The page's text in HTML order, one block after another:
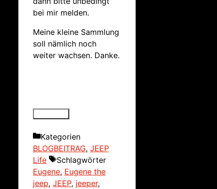
bei mir melden.
Meine kleine Sammlung
soll nämlich noch
weiter wachsen. Danke.
Kategorien
BLOGBEITRAG, JEEP
Life
Schlagwörter
Eugene, Eugene the
jeep, JEEP, jeeper,